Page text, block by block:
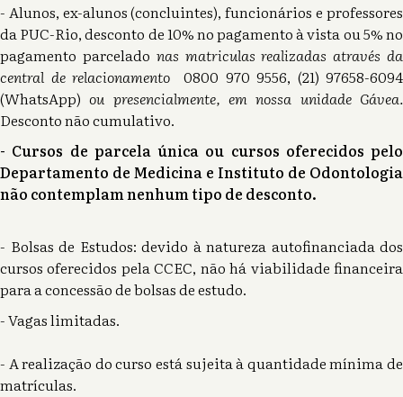
- Alunos, ex-alunos (concluintes), funcionários e professores
da PUC-Rio, desconto de 10% no pagamento à vista ou 5% no
pagamento parcelado nas matriculas realizadas através da
central de relacionamento 0800 970 9556, (21) 97658-6094
(WhatsApp)ou presencialmente, em nossa unidade Gávea.
Desconto não cumulativo.
- Cursos de parcela única ou cursos oferecidos pelo
Departamento de Medicina e Instituto de Odontologia
não contemplam nenhum tipo de desconto.
- Bolsas de Estudos: devido à natureza autofinanciada dos
cursos oferecidos pela CCEC, não há viabilidade financeira
para a concessão de bolsas de estudo.
- Vagas limitadas.
- A realização do curso está sujeita à quantidade mínima de
matrículas.